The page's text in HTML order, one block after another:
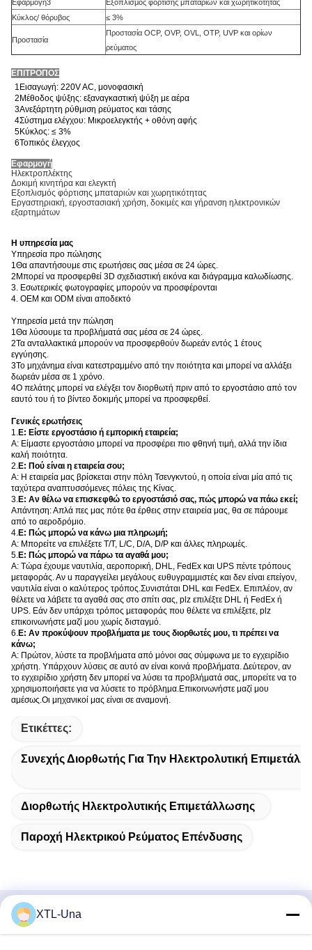
Εφαρμογή3
Εξοπλισμός φόρτισης μπαταριών και χωρητικότητας
Κύκλος/ θόρυβος
≤ 3%
Προστασία
Προστασία OCP, OVP, OVL, OTP, UVP και ορίων
ρεύματος
ΕΠΙΤΡΟΠΟΣ
1Εισαγωγή: 220V AC, μονοφασική
2Μέθοδος ψύξης: εξαναγκαστική ψύξη με αέρα
3Ανεξάρτητη ρύθμιση ρεύματος και τάσης
4Σύστημα ελέγχου: Μικροελεγκτής + οθόνη αφής
5Κύκλος: ≤ 3%
6Τοπικός έλεγχος
Εφαρμογή
Ηλεκτροπλέκτης
Δοκιμή κινητήρα και ελεγκτή
Εξοπλισμός φόρτισης μπαταριών και χωρητικότητας
Εργαστηριακή, εργοστασιακή χρήση, δοκιμές και γήρανση ηλεκτρονικών
εξαρτημάτων
Η υπηρεσία μας
Υπηρεσία προ πώλησης
1Θα απαντήσουμε στις ερωτήσεις σας μέσα σε 24 ώρες.
2Μπορεί να προσφερθεί 3D σχεδιαστική εικόνα και διάγραμμα καλωδίωσης.
3. Εσωτερικές φωτογραφίες μπορούν να προσφέρονται
4. OEM και ODM είναι αποδεκτό
Υπηρεσία μετά την πώληση
1Θα λύσουμε τα προβλήματά σας μέσα σε 24 ώρες.
2Τα ανταλλακτικά μπορούν να προσφερθούν δωρεάν εντός 1 έτους
εγγύησης.
3Το μηχάνημα είναι κατεστραμμένο από την ποιότητα και μπορεί να αλλάξει
δωρεάν μέσα σε 1 χρόνο.
4Ο πελάτης μπορεί να ελέγξει τον διορθωτή πριν από το εργοστάσιο από τον
εαυτό του ή το βίντεο δοκιμής μπορεί να προσφερθεί.
Γενικές ερωτήσεις
1. Ε: Είστε εργοστάσιο ή εμπορική εταιρεία;
Α: Είμαστε εργοστάσιο μπορεί να προσφέρει πιο φθηνή τιμή, αλλά την ίδια
καλή ποιότητα.
2. Ε: Πού είναι η εταιρεία σου;
Α: Η εταιρεία μας βρίσκεται στην πόλη Τσενγκντού, η οποία είναι μία από τις
ταχύτερα αναπτυσσόμενες πόλεις της Κίνας.
3. Ε: Αν θέλω να επισκεφθώ το εργοστάσιό σας, πώς μπορώ να πάω εκεί;
Απάντηση: Απλά πες μας πότε θα έρθεις στην εταιρεία μας, θα σε πάρουμε
από το αεροδρόμιο.
4. Ε: Πώς μπορώ να κάνω μια πληρωμή;
Α: Μπορείτε να επιλέξετε T/T, L/C, D/A, D/P και άλλες πληρωμές.
5. Ε: Πώς μπορώ να πάρω τα αγαθά μου;
Α: Τώρα έχουμε ναυτιλία, αεροπορική, DHL, FedEx και UPS πέντε τρόπους
μεταφοράς. Αν u παραγγείλει μεγάλους ευθυγραμμιστές και δεν είναι επείγον,
ναυτιλία είναι ο καλύτερος τρόπος.Συνιστάται DHL και FedEx. Επιπλέον, αν
θέλετε να λάβετε τα αγαθά σας στο σπίτι σας, plz επιλέξτε DHL ή FedEx ή
UPS. Εάν δεν υπάρχει τρόπος μεταφοράς που θέλετε να επιλέξετε, plz
επικοινωνήστε μαζί μου χωρίς δισταγμό.
6. Ε: Αν προκύψουν προβλήματα με τους διορθωτές μου, τι πρέπει να
κάνω;
Α: Πρώτον, λύστε τα προβλήματα από μόνοι σας σύμφωνα με το εγχειρίδιο
χρήστη. Υπάρχουν λύσεις σε αυτό αν είναι κοινά προβλήματα. Δεύτερον, αν
το εγχειρίδιο χρήστη δεν μπορεί να λύσει τα προβλήματά σας, μπορείτε να το
χρησιμοποιήσετε για να λύσετε το πρόβλημα.Επικοινωνήστε μαζί μου
αμέσως.Οι μηχανικοί μας είναι σε αναμονή.
Ετικέττες:
Συνεχής Διορθωτής Για Την Ηλεκτρολυτική
Διορθωτής Ηλεκτρολυτικής Επιμετάλλωσης
Παροχή Ηλεκτρικού Ρεύματος Επένδυσης
Γρήγορη επικοινωνία
XTL-Una